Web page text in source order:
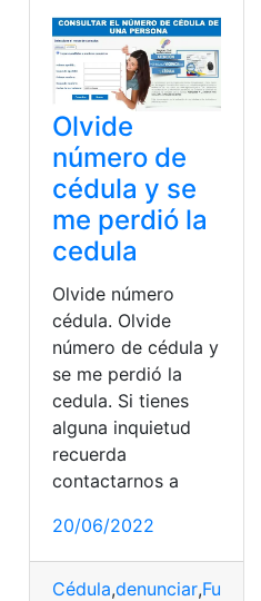
Olvide
número de
cédula y se
me perdió la
cedula
Olvide número
cédula. Olvide
número de cédula y
se me perdió la
cedula. Si tienes
alguna inquietud
recuerda
contactarnos a
20/06/2022
Cédula,denunciar,